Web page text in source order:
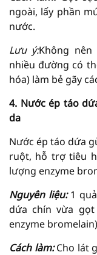
ngoài, lấy phần
nước.
Lưu ý:Không
nhiều đường có
hóa) làm bẻ gãy
4. Nước ép táo
da
Nước ép táo dứa
ruột, hỗ trợ tiêu
lượng enzyme
Nguyên liệu:1
dứa chín vừa
enzyme
Cách làm:Cho lát